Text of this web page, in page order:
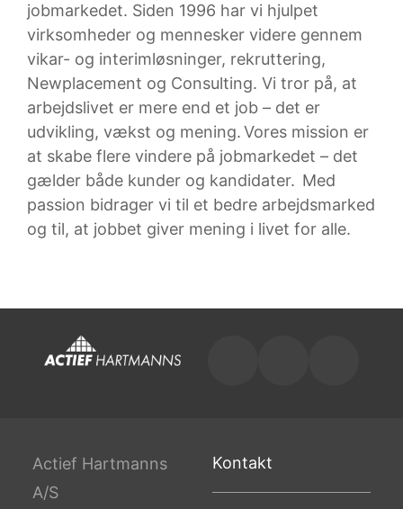
jobmarkedet. Siden 1996 har vi hjulpet
virksomheder og mennesker videre gennem
vikar- og interimløsninger, rekruttering,
Newplacement og Consulting. Vi tror på, at
arbejdslivet er mere end et job – det er
udvikling, vækst og mening. Vores mission er
at skabe flere vindere på jobmarkedet – det
gælder både kunder og kandidater. Med
passion bidrager vi til et bedre arbejdsmarked
og til, at jobbet giver mening i livet for alle.
Actief Hartmanns
A/S
Kontakt